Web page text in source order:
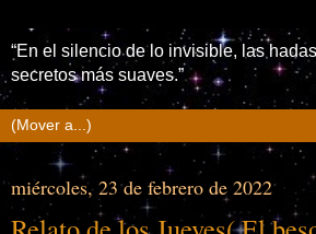
“En el silencio de lo invisible, las
secretos más suaves.”
miércoles, 23 de febrero de 2022